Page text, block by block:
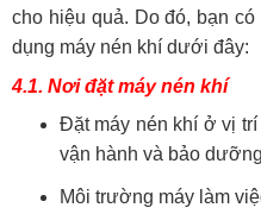
cho hiệu quả. Do đó, bạn
dụng máy nén khí dưới đây:
4.1. Nơi đặt máy nén khí
Đặt máy nén khí ở vị
vận hành và bảo dưỡng
Môi trường máy làm